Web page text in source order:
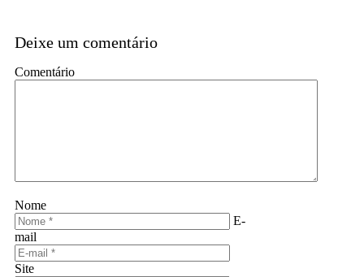
Deixe um comentário
Comentário
Nome
E-
mail
Site